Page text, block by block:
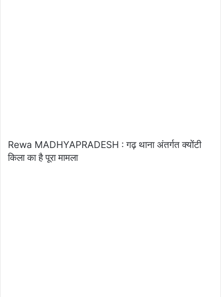
Rewa MADHYAPRADESH : गढ़ थाना अंतर्गत क्योंटी
किला का है पूरा मामला